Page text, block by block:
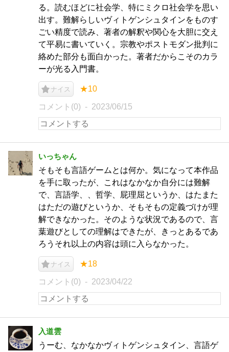
る。読むほどに社会学、特にミクロ社会学を思い
出す。難解らしいヴィトゲンシュタインをものす
ごい精度で読み、著者の解釈や関心を大胆に交え
て平易に書いていく。宗教やポストモダン批判に
絡めた部分も面白かった。著者だからこそのカラ
ーが光る入門書。
ナイス ★10
コメント(0) 2023/06/15
いっちゃん
そもそも言語ゲームとは何か。気になって本作品
を手に取ったが、これはなかなか自分には難解
で、言語学、、哲学、屁理屈というか、はたまた
はただの遊びというか、そもそもの定義づけが理
解できなかった。そのような状況であるので、言
葉遊びとしての理解はできたが、きっとあるであ
ろうそれ以上の内容は頭に入らなかった。
ナイス ★18
コメント(0) 2023/04/22
入道雲
うーむ、なかなかヴィトゲンシュタイン、言語ゲ